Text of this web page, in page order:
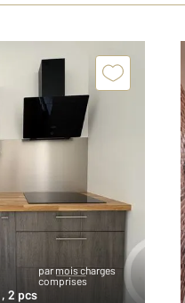
par mois charges
comprises
, 2 pcs